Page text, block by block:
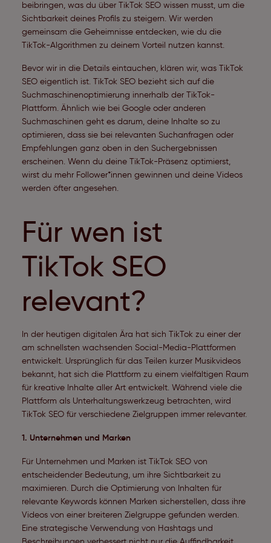
beibringen, was du über TikTok SEO wissen musst, um die
Sichtbarkeit deines Profils zu steigern. Wir werden
gemeinsam die Geheimnisse entdecken, wie du die
TikTok-Algorithmen zu deinem Vorteil nutzen kannst.
Bevor wir in die Details eintauchen, klären wir, was TikTok
SEO eigentlich ist. TikTok SEO bezieht sich auf die
Suchmaschinenoptimierung innerhalb der TikTok-
Plattform. Ähnlich wie bei Google oder anderen
Suchmaschinen geht es darum, deine Inhalte so zu
optimieren, dass sie bei relevanten Suchanfragen oder
Empfehlungen ganz oben in den Suchergebnissen
erscheinen. Wenn du deine TikTok-Präsenz optimierst,
wirst du mehr Follower*innen gewinnen und deine Videos
werden öfter angesehen.
Für wen ist
TikTok SEO
relevant?
In der heutigen digitalen Ära hat sich TikTok zu einer der
am schnellsten wachsenden Social-Media-Plattformen
entwickelt. Ursprünglich für das Teilen kurzer Musikvideos
bekannt, hat sich die Plattform zu einem vielfältigen Raum
für kreative Inhalte aller Art entwickelt. Während viele die
Plattform als Unterhaltungswerkzeug betrachten, wird
TikTok SEO für verschiedene Zielgruppen immer relevanter.
1. Unternehmen und Marken
Für Unternehmen und Marken ist TikTok SEO von
entscheidender Bedeutung, um ihre Sichtbarkeit zu
maximieren. Durch die Optimierung von Inhalten für
relevante Keywords können Marken sicherstellen, dass ihre
Videos von einer breiteren Zielgruppe gefunden werden.
Eine strategische Verwendung von Hashtags und